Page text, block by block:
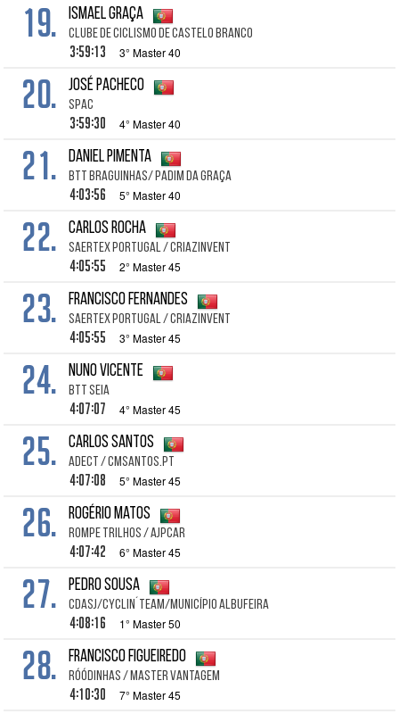
19. Ismael Graça
Clube de Ciclismo de Castelo Branco
3:59:13 3° Master 40
20. José Pacheco
SPAC
3:59:30 4° Master 40
21. Daniel Pimenta
BTT Braguinhas/ Padim da Graça
4:03:56 5° Master 40
22. Carlos Rocha
SAERTEX Portugal / CRIAZinvent
4:05:55 2° Master 45
23. Francisco Fernandes
SAERTEX Portugal / CRIAZinvent
4:05:55 3° Master 45
24. Nuno Vicente
BTT Seia
4:07:07 4° Master 45
25. Carlos Santos
ADECT / CMSANTOS.PT
4:07:08 5° Master 45
26. Rogério Matos
Rompe Trilhos / Ajpcar
4:07:42 6° Master 45
27. Pedro Sousa
CDASJ/Cyclin´Team/Município Albufeira
4:08:16 1° Master 50
28. Francisco Figueiredo
RÓÓDINHAS / Master Vantagem
4:10:30 7° Master 45